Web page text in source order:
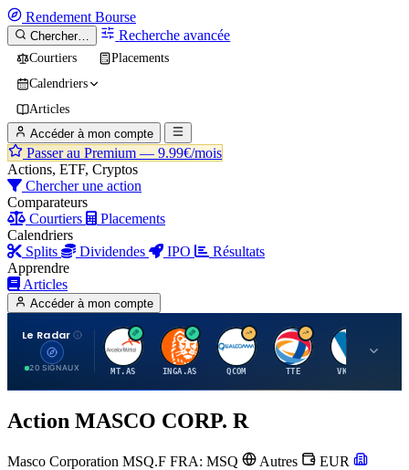
Rendement Bourse
Chercher… Recherche avancée
Courtiers
Placements
Calendriers
Articles
Accéder à mon compte
Passer au Premium — 9.99€/mois
Actions, ETF, Cryptos
Chercher une action
Comparateurs
Courtiers
Placements
Calendriers
Splits
Dividendes IPO
Résultats
Apprendre
Articles
Accéder à mon compte
Le Radar
20 SIGNAUX
A
MT.AS
I
INGA.AS
Q
QCOM
T
TTE VK.PA
Action MASCO CORP. R
Masco Corporation MSQ.F FRA: MSQ Autres
EUR